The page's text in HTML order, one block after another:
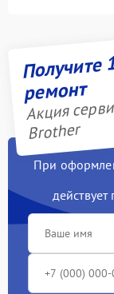
ремонт
Акция
Brother
При